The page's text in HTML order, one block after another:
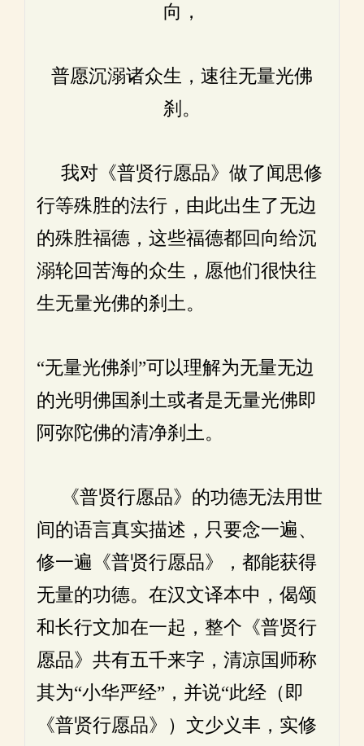
向，
普愿沉溺诸众生，速往无量光佛
刹。
我对《普贤行愿品》做了闻思修
行等殊胜的法行，由此出生了无边
的殊胜福德，这些福德都回向给沉
溺轮回苦海的众生，愿他们很快往
生无量光佛的刹土。
“无量光佛刹”可以理解为无量无边
的光明佛国刹土或者是无量光佛即
阿弥陀佛的清净刹土。
《普贤行愿品》的功德无法用世
间的语言真实描述，只要念一遍、
修一遍《普贤行愿品》，都能获得
无量的功德。在汉文译本中，偈颂
和长行文加在一起，整个《普贤行
愿品》共有五千来字，清凉国师称
其为“小华严经”，并说“此经（即
《普贤行愿品》）文少义丰，实修